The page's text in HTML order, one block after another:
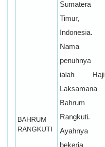
BAHRUM
RANGKUTI
Sumatera
Timur,
Indonesia.
Nama
penuhnya
ialah Haji
Laksamana
Bahrum
Rangkuti.
Ayahnya
bekerja